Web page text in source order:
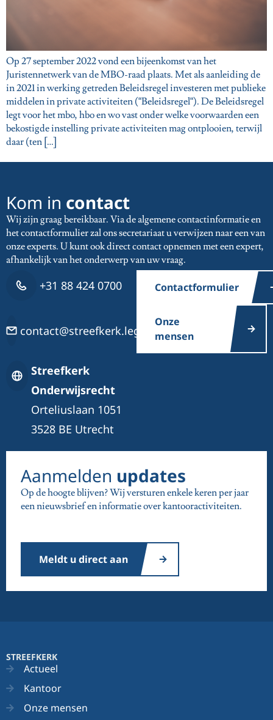
Op 27 september 2022 vond een bijeenkomst van het
Juristennetwerk van de MBO-raad plaats. Met als aanleiding de
in 2021 in werking getreden Beleidsregel investeren met publieke
middelen in private activiteiten (“Beleidsregel“). De Beleidsregel
legt voor het mbo, hbo en wo vast onder welke voorwaarden een
bekostigde instelling private activiteiten mag ontplooien, terwijl
daar (ten […]
Kom in contact
Wij zijn graag bereikbaar. Via de algemene contactinformatie en
het contactformulier zal ons secretariaat u verwijzen naar een van
onze experts. U kunt ook direct contact opnemen met een expert,
afhankelijk van het onderwerp van uw vraag.
+31 88 424 0700
contact@streefkerk.legal
Streefkerk
Onderwijsrecht
Orteliuslaan 1051
3528 BE Utrecht
Contactformulier
Onze
mensen
Aanmelden updates
Op de hoogte blijven? Wij versturen enkele keren per jaar
een nieuwsbrief en informatie over kantooractiviteiten.
Meldt u direct aan
STREEFKERK
Actueel
Kantoor
Onze mensen